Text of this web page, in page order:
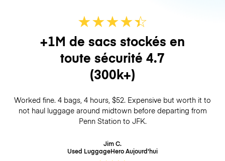
★★★★☆
★
+1M de sacs stockés en
toute sécurité 4.7
(300k+)
Worked fine. 4 bags, 4 hours, $52. Expensive but worth it to
not haul luggage around midtown before departing from
Penn Station to JFK.
Jim C.
Used LuggageHeroAujourd'hui